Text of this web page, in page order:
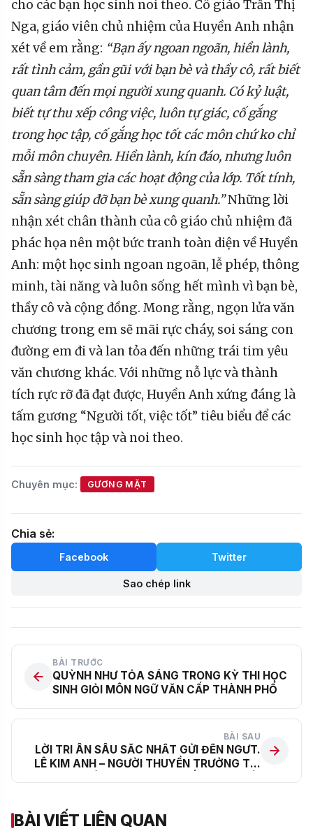
cho các bạn học sinh noi theo. Cô giáo Trần Thị
Nga, giáo viên chủ nhiệm của Huyền Anh nhận
xét về em rằng: “Bạn ấy ngoan ngoãn, hiền lành,
rất tình cảm, gần gũi với bạn bè và thầy cô, rất biết
quan tâm đến mọi người xung quanh. Có kỷ luật,
biết tự thu xếp công việc, luôn tự giác, cố gắng
trong học tập, cố gắng học tốt các môn chứ ko chỉ
mỗi môn chuyên. Hiền lành, kín đáo, nhưng luôn
sẵn sàng tham gia các hoạt động của lớp. Tốt tính,
sẵn sàng giúp đỡ bạn bè xung quanh.”Những lời
nhận xét chân thành của cô giáo chủ nhiệm đã
phác họa nên một bức tranh toàn diện về Huyền
Anh: một học sinh ngoan ngoãn, lễ phép, thông
minh, tài năng và luôn sống hết mình vì bạn bè,
thầy cô và cộng đồng. Mong rằng, ngọn lửa văn
chương trong em sẽ mãi rực cháy, soi sáng con
đường em đi và lan tỏa đến những trái tim yêu
văn chương khác. Với những nỗ lực và thành
tích rực rỡ đã đạt được, Huyền Anh xứng đáng là
tấm gương “Người tốt, việc tốt” tiêu biểu để các
học sinh học tập và noi theo.
Chuyên mục: GƯƠNG MẶT
Chia sẻ:
Facebook Twitter
Sao chép link
BÀI TRƯỚC
QUỲNH NHƯ TỎA SÁNG TRONG KỲ THI HỌC
SINH GIỎI MÔN NGỮ VĂN CẤP THÀNH PHỐ
BÀI SAU
LỜI TRI ÂN SÂU SẮC NHẤT GỬI ĐẾN NGƯT.
LÊ KIM ANH – NGƯỜI THUYỀN TRƯỞNG TÀI
BÀI VIẾT LIÊN QUAN